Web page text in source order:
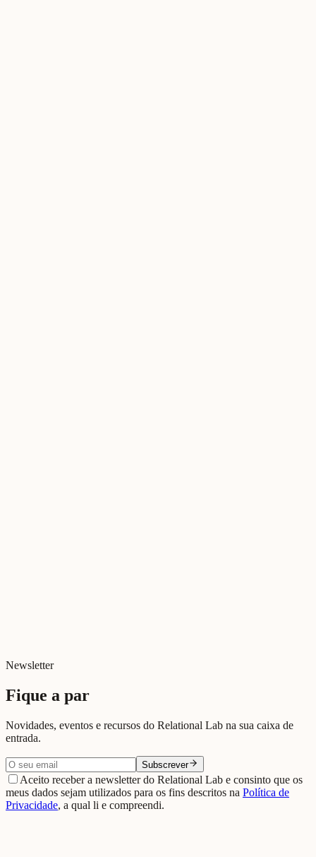
Newsletter
Fique a par
Novidades, eventos e recursos do Relational Lab na sua caixa de
entrada.
Subscrever
Aceito receber a newsletter do Relational Lab e consinto que os
meus dados sejam utilizados para os fins descritos na Política de
Privacidade, a qual li e compreendi.